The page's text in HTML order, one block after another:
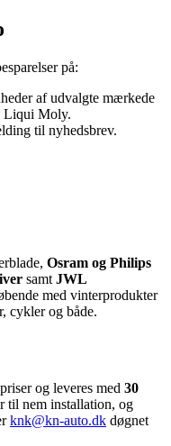
på:
af udvalgte mærkede
Liqui Moly.
til nyhedsbrev.
Osram og Philips
samt JWL
med vinterprodukter
cykler og både.
og leveres med 30
til nem installation, og
knk@kn-auto.dk døgnet